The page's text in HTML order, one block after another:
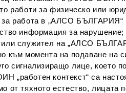
работи за физическо или
за работа в „АЛСО БЪЛГАРИЯ“
информация за нарушение;
или служител на „АЛСО
към момента на подаване на
сигнализиращо лице, което
„работен контекст“ са
от тяхното естество,